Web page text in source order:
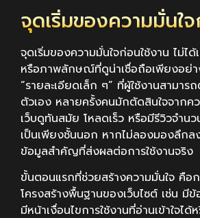
จุดเริ่มของความมั่นใ
จุดเริ่มของความมั่นใจก่อนใช้งาน ไม่ไ
หรือภาพลักษณ์ที่ดูน่าเชื่อถือเพียงอย่า
“รายละเอียดเล็ก ๆ” ที่ผู้ใช้งานสามาร
ตัวเอง หลายครั้งคนมักตัดสินใจจากค
เว็บดูทันสมัย โหลดเร็ว หรือมีรีวิวจำน
เป็นเพียงชั้นนอก หากไม่ลองมองลึกล
ข้อมูลสำคัญที่ส่งผลต่อการใช้งานจริง
ขั้นตอนแรกที่ช่วยสร้างความมั่นใจ คือ
โครงสร้างพื้นฐานของเว็บไซต์ เช่น มี
มีหน้าเงื่อนไขการใช้งานที่อ่านเข้าใจได้